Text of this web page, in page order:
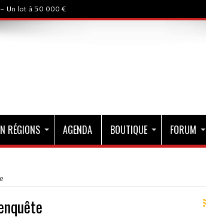
Un lot à 50 000 €
RÉGIONS AGENDA BOUTIQUE FORUM